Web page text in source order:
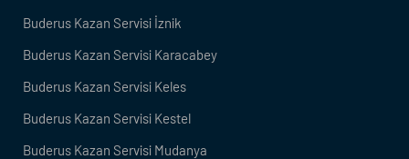
Buderus Kazan Servisi İznik
Buderus Kazan Servisi Karacabey
Buderus Kazan Servisi Keles
Buderus Kazan Servisi Kestel
Buderus Kazan Servisi Mudanya